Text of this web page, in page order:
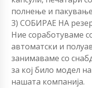
полнење и
3) СОБИРАЕ НА
Ние соработуваме
автоматски и
занимаваме со
за кој било модел
нашата компанија.